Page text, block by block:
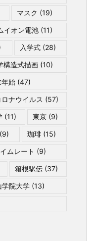
マスク (19)
イオン電池(11)
入学式(28)
構造式描画(10)
始 (47)
ナウイルス (57)
(11) 東京 (9)
(9) 珈琲 (15)
ムレート (9)
箱根駅伝 (37)
学院大学 (13)